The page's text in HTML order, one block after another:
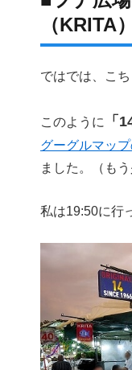
（KRITA）
ではでは、こ
このように 「
グーグルマッ
ました。（も
私は19:50に行